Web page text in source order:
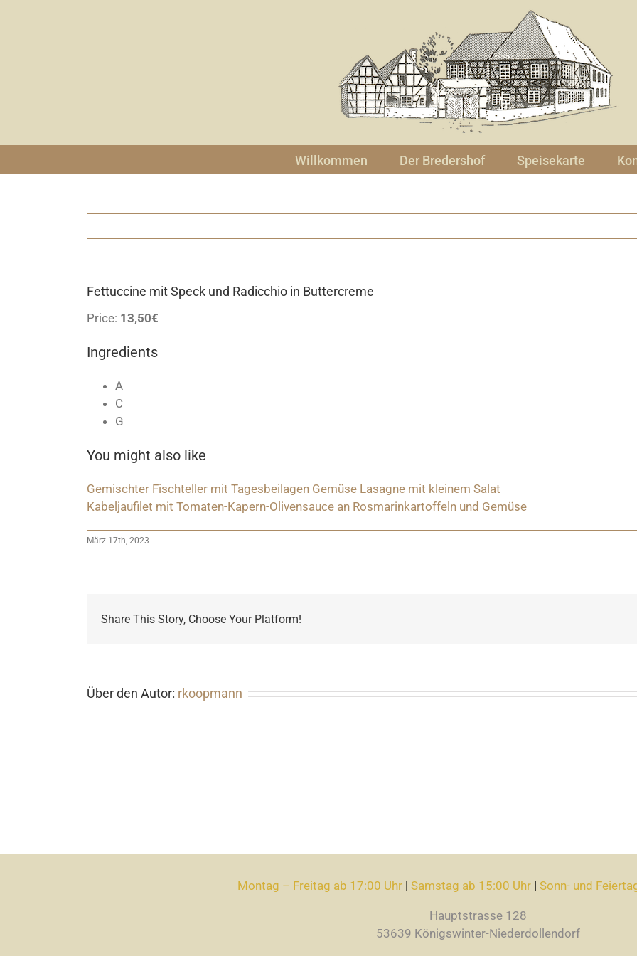
Willkommen Der Bredershof Speisekarte
Fettuccine mit Speck und Radicchio in Buttercreme
Price: 13,50€
Ingredients
A
C
G
You might also like
Gemischter Fischteller mit Tagesbeilagen Gemüse Lasagne mit kleinem Salat
Kabeljaufilet mit Tomaten-Kapern-Olivensauce an Rosmarinkartoffeln und Gemüse
März 17th, 2023
Share This Story, Choose Your Platform!
Über den Autor: rkoopmann
Montag – Freitag ab 17:00 Uhr | Samstag ab 15:00 Uhr | Sonn- und
Hauptstrasse 128
53639 Königswinter-Niederdollendorf